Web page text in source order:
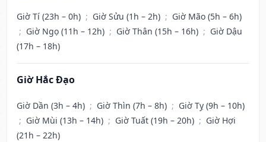
Giờ Tí (23h – 0h) ; Giờ Sửu (1h – 2h) ; Giờ Mão (5h – 6h)
; Giờ Ngọ (11h – 12h) ; Giờ Thân (15h – 16h) ; Giờ Dậu
(17h – 18h)
Giờ Hắc Đạo
Giờ Dần (3h – 4h) ; Giờ Thìn (7h – 8h) ; Giờ Tỵ (9h – 10h)
; Giờ Mùi (13h – 14h) ; Giờ Tuất (19h – 20h) ; Giờ Hợi
(21h – 22h)